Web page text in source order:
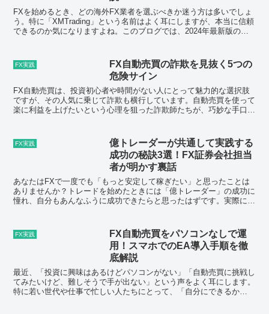
FXを始めるとき、どの海外FX業者を選ぶべきか迷う方は多いでしょ
う。特に「XMTrading」という名前はよく耳にしますが、本当に信頼
できるのか気になりますよね。このブログでは、2024年最新版の情
FX実践
FX自動売買の詐欺を見抜く5つの
危険サイン
FX自動売買は、投資初心者や時間がない人にとって魅力的な選択肢
ですが、その人気に乗じて詐欺も横行しています。自動売買を使って
楽に利益を上げたいという心理を狙った詐欺師たちが、巧妙な手口で
FX実践
億トレーダーが共通して実践する
成功の秘訣3選！FX証券会社担当
者が明かす裏話
あなたはFXで一度でも「もっと安定して稼ぎたい」と思ったことは
ありませんか？トレードを始めたときには「億トレーダー」の成功に
憧れ、自分もあんなふうに成功できたらと思ったはずです。実際に、
FX実践
FX自動売買をパソコンなしで運
用！スマホでのEA導入手順を徹
底解説
最近、「投資に興味はあるけどパソコンがない」「自動売買に挑戦し
てみたいけど、難しそうで手が出ない」という声をよく耳にします。
特に若い世代や仕事で忙しい人たちにとって、「自分にできるか